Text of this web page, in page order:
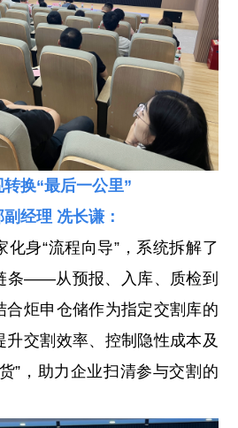
换“最后一公里”
经理 冼长谦：
身“流程向导”，系统拆解了
条——从预报、入库、质检到
合炬申仓储作为指定交割库的
升交割效率、控制隐性成本及
”，助力企业扫清参与交割的